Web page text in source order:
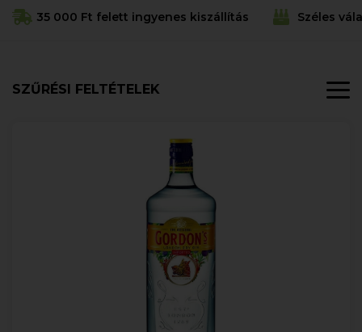
35 000 Ft felett ingyenes kiszállítás Széles
SZŰRÉSI FELTÉTELEK